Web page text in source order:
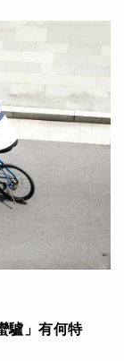
驢」有何特